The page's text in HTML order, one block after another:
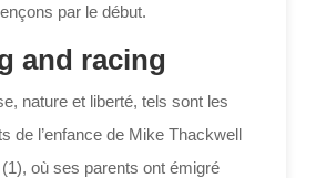
par le début.
and racing
nature et liberté, tels sont les
de l’enfance de Mike Thackwell
où ses parents ont émigré